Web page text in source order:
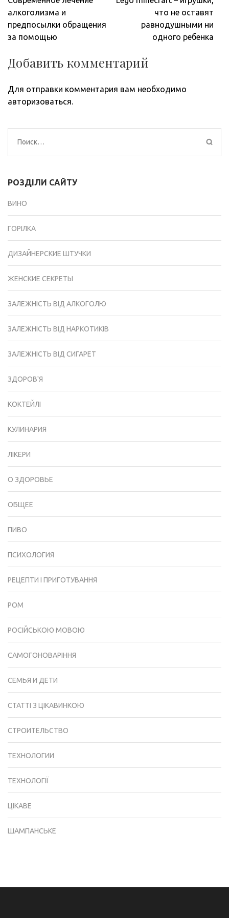
по
записям
алкоголизма и
предпосылки обращения
за помощью
что не оставят
равнодушными ни
одного ребенка
Добавить комментарий
Для отправки комментария вам необходимо
авторизоваться.
Найти:
РОЗДІЛИ САЙТУ
ВИНО
ГОРІЛКА
ДИЗАЙНЕРСКИЕ ШТУЧКИ
ЖЕНСКИЕ СЕКРЕТЫ
ЗАЛЕЖНІСТЬ ВІД АЛКОГОЛЮ
ЗАЛЕЖНІСТЬ ВІД НАРКОТИКІВ
ЗАЛЕЖНІСТЬ ВІД СИГАРЕТ
ЗДОРОВ'Я
КОКТЕЙЛІ
КУЛИНАРИЯ
ЛІКЕРИ
О ЗДОРОВЬЕ
ОБЩЕЕ
ПИВО
ПСИХОЛОГИЯ
РЕЦЕПТИ І ПРИГОТУВАННЯ
РОМ
РОСІЙСЬКОЮ МОВОЮ
САМОГОНОВАРІННЯ
СЕМЬЯ И ДЕТИ
СТАТТІ З ЦІКАВИНКОЮ
СТРОИТЕЛЬСТВО
ТЕХНОЛОГИИ
ТЕХНОЛОГІЇ
ЦІКАВЕ
ШАМПАНСЬКЕ